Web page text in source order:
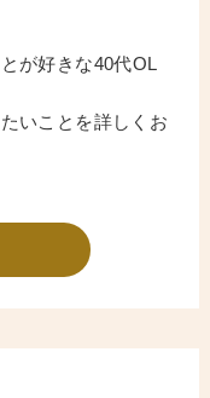
が好きな40代OL
いことを詳しくお